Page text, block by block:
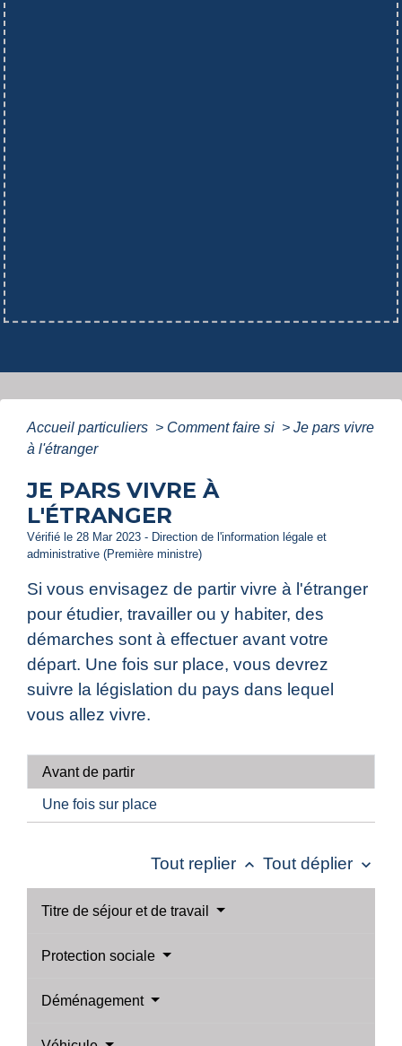
Accueil particuliers > Comment faire si > Je pars vivre
à l'étranger
JE PARS VIVRE À
L'ÉTRANGER
Vérifié le 28 Mar 2023 - Direction de l'information légale et
administrative (Première ministre)
Si vous envisagez de partir vivre à l'étranger
pour étudier, travailler ou y habiter, des
démarches sont à effectuer avant votre
départ. Une fois sur place, vous devrez
suivre la législation du pays dans lequel
vous allez vivre.
Avant de partir
Une fois sur place
Tout replier keyboard_arrow_up Tout déplier keyboard_arrow_down
Titre de séjour et de travail
Protection sociale
Déménagement